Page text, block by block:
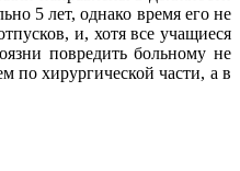
5 лет, однако время его не
и, хотя все учащиеся
повредить больному не
по хирургической части, а в